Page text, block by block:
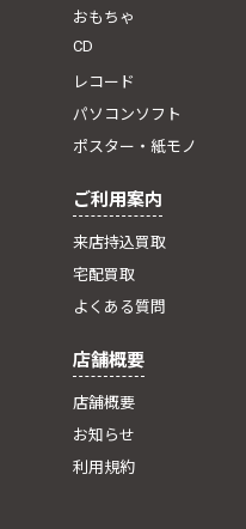
おもちゃ
CD
レコード
パソコンソフト
ポスター・紙モノ
ご利用案内
来店持込買取
宅配買取
よくある質問
店舗概要
店舗概要
お知らせ
利用規約